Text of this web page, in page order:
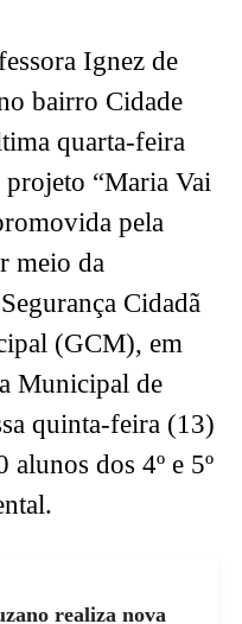
Ignez de
bairro Cidade
quarta-feira
“Maria Vai
pela
meio da
Cidadã
(GCM), em
Municipal de
quinta-feira (13)
alunos dos 4º e 5º
realiza nova